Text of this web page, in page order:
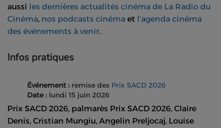
aussi les dernières actualités cinéma de La Radio du
Cinéma, nos podcasts cinéma et l’agenda cinéma
des événements à venir.
Infos pratiques
Événement : remise des Prix SACD 2026
Date : lundi 15 juin 2026
Prix SACD 2026, palmarès Prix SACD 2026, Claire
Denis, Cristian Mungiu, Angelin Preljocaj, Louise